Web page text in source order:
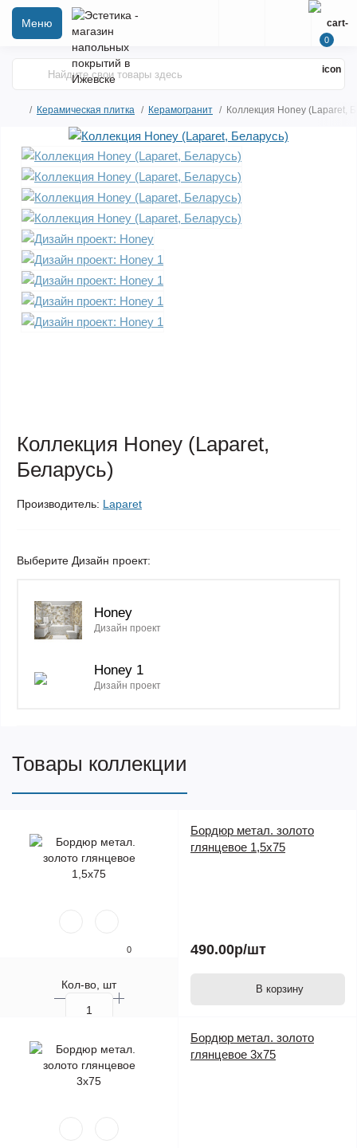
Меню
0
Керамическая плитка Керамогранит Коллекция Honey (Laparet,
Коллекция Honey (Laparet,
Беларусь)
Производитель: Laparet
Выберите Дизайн проект:
Honey
Дизайн проект
Honey 1
Дизайн проект
Товары коллекции
0
Кол-во, шт
Бордюр метал. золото
глянцевое 1,5х75
490.00р/шт
В корзину
Бордюр метал. золото
глянцевое 3х75